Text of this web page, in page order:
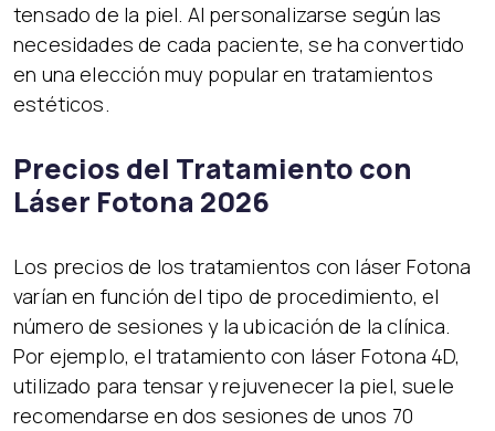
tensado de la piel. Al personalizarse según las
necesidades de cada paciente, se ha convertido
en una elección muy popular en tratamientos
estéticos.
Precios del Tratamiento con
Láser Fotona 2026
Los precios de los tratamientos con láser Fotona
varían en función del tipo de procedimiento, el
número de sesiones y la ubicación de la clínica.
Por ejemplo, el tratamiento con láser Fotona 4D,
utilizado para tensar y rejuvenecer la piel, suele
recomendarse en dos sesiones de unos 70